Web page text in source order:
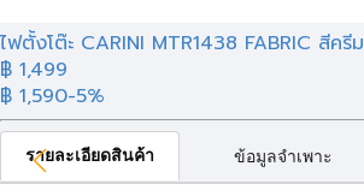
ไฟตั้งโต๊ะ CARINI MTR1438 FABRIC สีค
฿ 1,499
฿ 1,590-5%
รายละเอียดสินค้า ข้อมูลจำเพาะ